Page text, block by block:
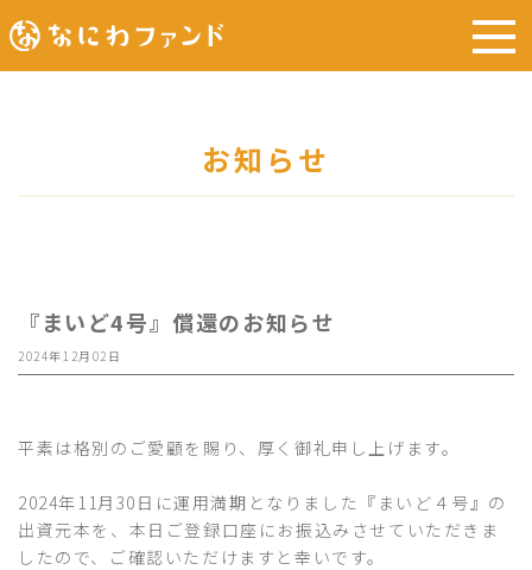
お知らせ
『まいど4号』償還のお知らせ
2024年12月02日
平素は格別のご愛顧を賜り、厚く御礼申し上げます。
2024年11月30日に運用満期となりました『まいど４号』の
出資元本を、本日ご登録口座にお振込みさせていただきま
したので、ご確認いただけますと幸いです。